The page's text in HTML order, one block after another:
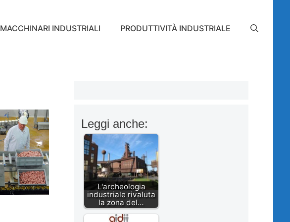
MACCHINARI INDUSTRIALI PRODUTTIVITÀ INDUSTRIALE
Leggi anche:
L'archeologia
industriale rivaluta
la zona del…